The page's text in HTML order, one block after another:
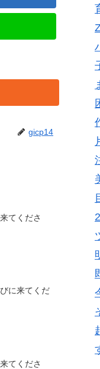
gicp14
てくださ
に来てくだ
てくださ